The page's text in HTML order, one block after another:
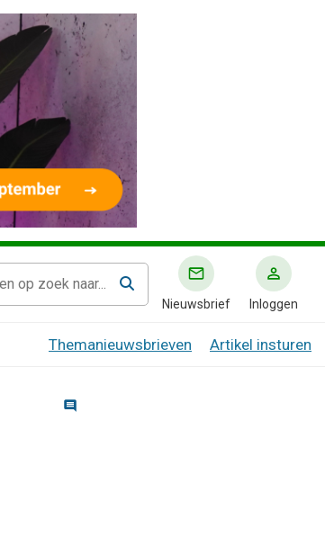
Nieuwsbrief Inloggen
Themanieuwsbrieven Artikel insturen